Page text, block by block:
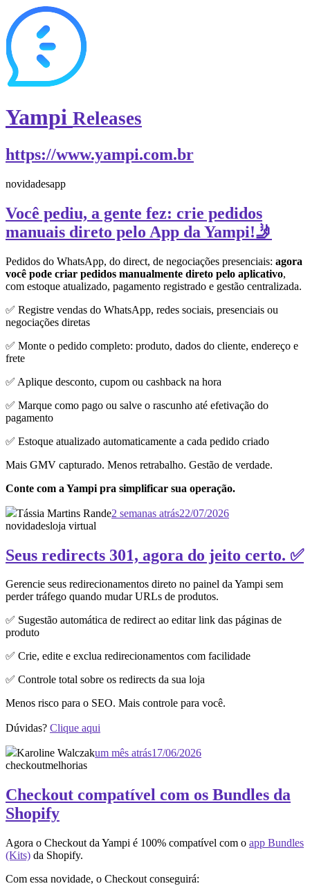
Yampi Releases
https://www.yampi.com.br
novidadesapp
Você pediu, a gente fez: crie pedidos
manuais direto pelo App da Yampi!🤳
Pedidos do WhatsApp, do direct, de negociações presenciais: agora
você pode criar pedidos manualmente direto pelo aplicativo,
com estoque atualizado, pagamento registrado e gestão centralizada.
✅ Registre vendas do WhatsApp, redes sociais, presenciais ou
negociações diretas
✅ Monte o pedido completo: produto, dados do cliente, endereço e
frete
✅ Aplique desconto, cupom ou cashback na hora
✅ Marque como pago ou salve o rascunho até efetivação do
pagamento
✅ Estoque atualizado automaticamente a cada pedido criado
Mais GMV capturado. Menos retrabalho. Gestão de verdade.
Conte com a Yampi pra simplificar sua operação.
Tássia Martins Rande2 semanas atrás22/07/2026
novidadesloja virtual
Seus redirects 301, agora do jeito certo. ✅
Gerencie seus redirecionamentos direto no painel da Yampi sem
perder tráfego quando mudar URLs de produtos.
✅ Sugestão automática de redirect ao editar link das páginas de
produto
✅ Crie, edite e exclua redirecionamentos com facilidade
✅ Controle total sobre os redirects da sua loja
Menos risco para o SEO. Mais controle para você.
Dúvidas? Clique aqui
Karoline Walczakum mês atrás17/06/2026
checkoutmelhorias
Checkout compatível com os Bundles da
Shopify
Agora o Checkout da Yampi é 100% compatível com o app Bundles
(Kits) da Shopify.
Com essa novidade, o Checkout conseguirá: